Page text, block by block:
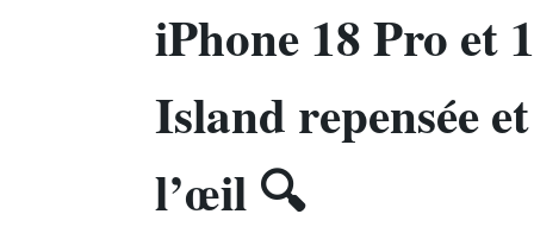
iPhone 18 Pro et
Island repensée
l’œil 🔍